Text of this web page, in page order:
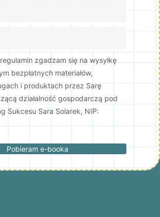
zgadzam się na wysyłkę
bezpłatnych materiałów,
i produktach przez Sarę
działalność gospodarczą pod
Sukcesu Sara Solarek, NIP:
Pobieram e-booka